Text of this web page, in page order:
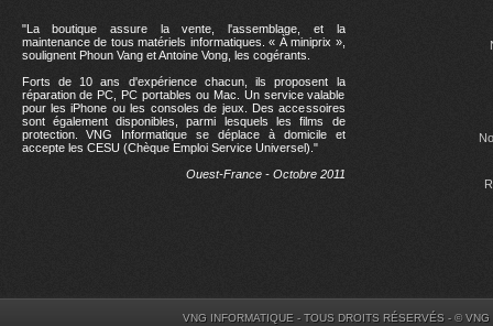
"La boutique assure la vente, l'assemblage, et la
maintenance de tous matériels informatiques. « À miniprix »,
soulignent Phoun Vang et Antoine Vong, les cogérants.
Forts de 10 ans d'expérience chacun, ils proposent la
réparation de PC, PC portables ou Mac. Un service valable
pour les iPhone ou les consoles de jeux. Des accessoires
sont également disponibles, parmi lesquels les films de
protection. VNG Informatique se déplace à domicile et
accepte les CESU (Chèque Emploi Service Universel)."
Ouest-France - Octobre 2011
VNG INFORMATIQUE - TOUS DROITS RÉSERVÉS - ©